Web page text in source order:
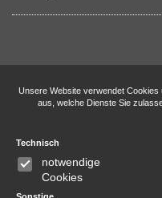
Unsere Website verwendet Cookies
aus, welche Dienste Sie
Technisch
notwendige
Cookies